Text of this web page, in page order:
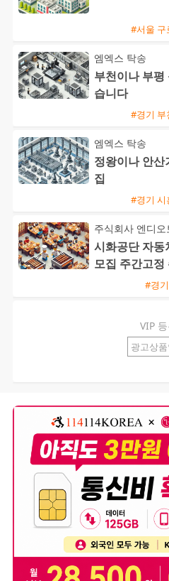
#서울 구
엠엑스 탁송
부천이나 부
습니다
#경기 부
엠엑스 탁송
정왕이나 안
집
#경기 시
주식회사 엔디오
시화공단 자동
모집 주간고
#경
VIP
광고상